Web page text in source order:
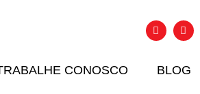
CONOSCO BLOG